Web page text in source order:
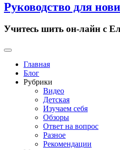
Руководство для
Учитесь шить он-лайн с
Primary
Главная
Блог
Рубрики
Видео
Детская
Изучаем себя
Обзоры
Ответ на вопрос
Разное
Рекомендации